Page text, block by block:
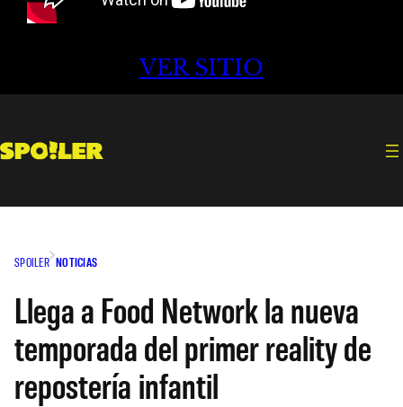
VER SITIO
SPOILER NOTICIAS
Llega a Food Network la nueva
temporada del primer reality de
repostería infantil